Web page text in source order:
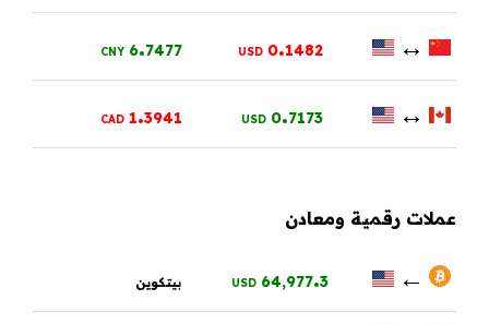
↔
0.1482
USD
6.7477
CNY
↔
0.7173
USD
1.3941
CAD
عملات رقمية ومعادن
←
64,977.3
USD بيتكوين